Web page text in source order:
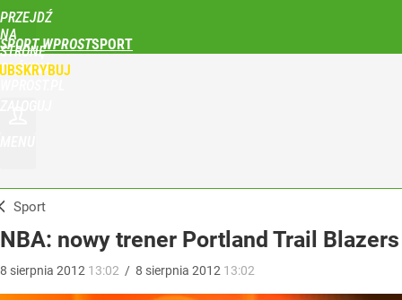
PRZEJDŹ
NA
STRONĘ
GŁÓWNĄ
SPORT WPROST
Sport
NBA: nowy trener Portland Trail Blazers
8 sierpnia 2012 13:02 / 8 sierpnia 2012 13:02